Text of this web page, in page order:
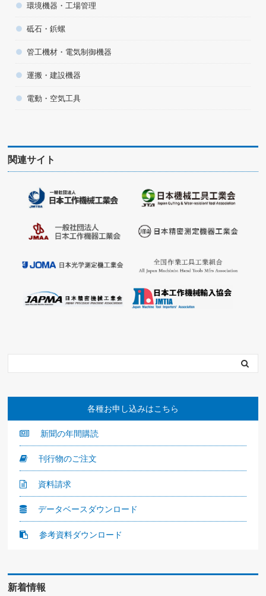
環境機器・工場管理
砥石・鋲螺
管工機材・電気制御機器
運搬・建設機器
電動・空気工具
関連サイト
各種お申し込みはこちら
新聞の年間購読
刊行物のご注文
資料請求
データベースダウンロード
参考資料ダウンロード
新着情報